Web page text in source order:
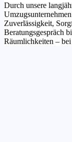
Durch unsere
Zuverlässigkeit,
Beratungsgespräch
Räumlichkeiten –